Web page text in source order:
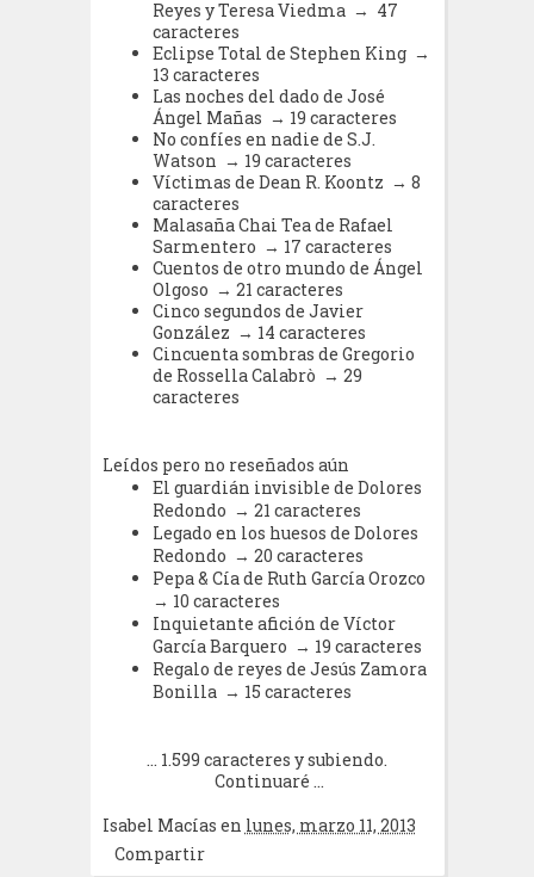
Reyes y Teresa Viedma → 47
caracteres
Eclipse Total de Stephen King →
13 caracteres
Las noches del dado de José
Ángel Mañas → 19 caracteres
No confíes en nadie de S.J.
Watson → 19 caracteres
Víctimas de Dean R. Koontz → 8
caracteres
Malasaña Chai Tea de Rafael
Sarmentero → 17 caracteres
Cuentos de otro mundo de Ángel
Olgoso → 21 caracteres
Cinco segundos de Javier
González → 14 caracteres
Cincuenta sombras de Gregorio
de Rossella Calabrò → 29
caracteres
Leídos pero no reseñados aún
El guardián invisible de Dolores
Redondo → 21 caracteres
Legado en los huesos de Dolores
Redondo → 20 caracteres
Pepa & Cía de Ruth García Orozco
→ 10 caracteres
Inquietante afición de Víctor
García Barquero → 19 caracteres
Regalo de reyes de Jesús Zamora
Bonilla → 15 caracteres
... 1.599 caracteres y subiendo.
Continuaré ...
Isabel Macías en lunes, marzo 11, 2013
Compartir